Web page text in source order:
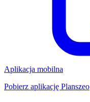
Aplikacja mobilna
Pobierz aplikację Planszeo